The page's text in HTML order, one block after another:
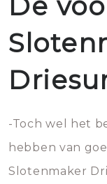
-Toch wel het
hebben van
Slotenmaker